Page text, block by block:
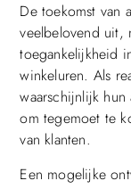
De toekomst van
veelbelovend uit,
toegankelijkheid
winkeluren. Als
waarschijnlijk
om tegemoet te
van klanten.
Een mogelijke